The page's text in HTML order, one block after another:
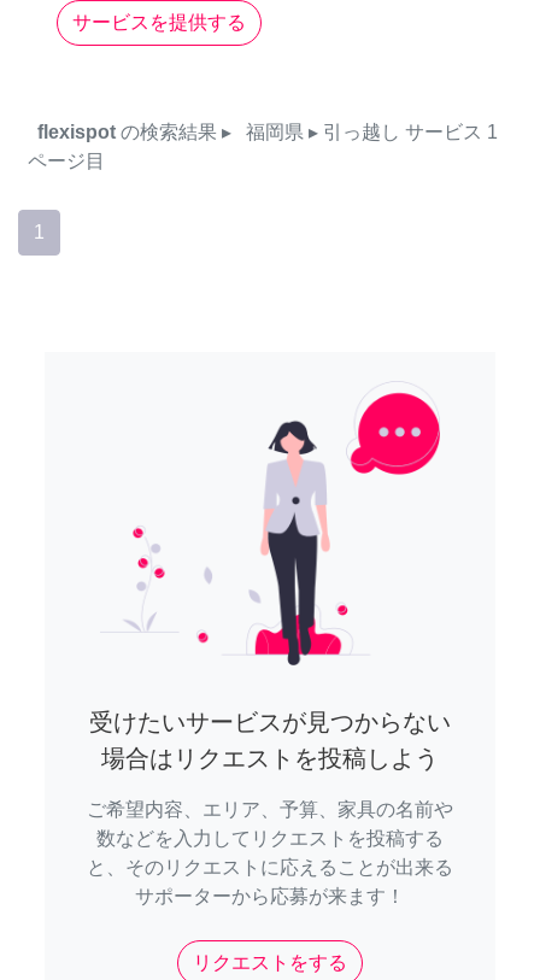
サービスを提供する
flexispot の検索結果 ▸ 福岡県 ▸ 引っ越し サービス 1
ページ目
1
受けたいサービスが見つからない
場合はリクエストを投稿しよう
ご希望内容、エリア、予算、家具の名前や
数などを入力してリクエストを投稿する
と、そのリクエストに応えることが出来る
サポーターから応募が来ます！
リクエストをする